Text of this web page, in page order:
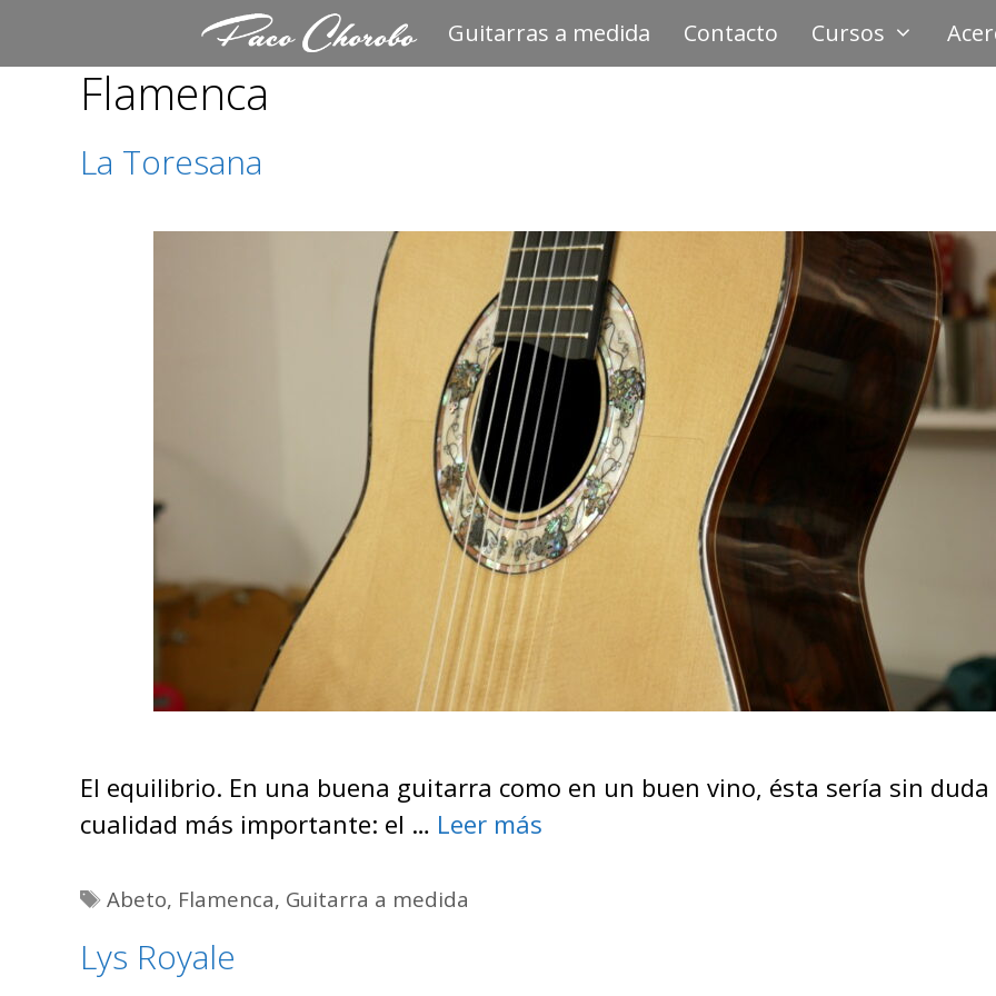
contenido
Guitarras a medida Contacto Cursos
Flamenca
La Toresana
El equilibrio. En una buena guitarra como en un buen vino, ésta sería sin duda
cualidad más importante: el … Leer más
Etiquetas
Abeto, Flamenca, Guitarra a medida
Lys Royale